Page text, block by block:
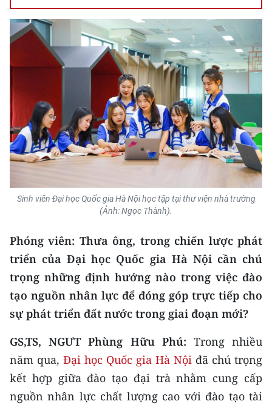
Sinh viên Đại học Quốc gia Hà Nội học tập tại thư viện nhà trường
(Ảnh: Ngọc Thành).
Phóng viên: Thưa ông, trong chiến lược phát
triển của Đại học Quốc gia Hà Nội cần chú
trọng những định hướng nào trong việc đào
tạo nguồn nhân lực để đóng góp trực tiếp cho
sự phát triển đất nước trong giai đoạn mới?
GS,TS, NGƯT Phùng Hữu Phú: Trong nhiều
năm qua, Đại học Quốc gia Hà Nội đã chú trọng
kết hợp giữa đào tạo đại trà nhằm cung cấp
nguồn nhân lực chất lượng cao với đào tạo tài